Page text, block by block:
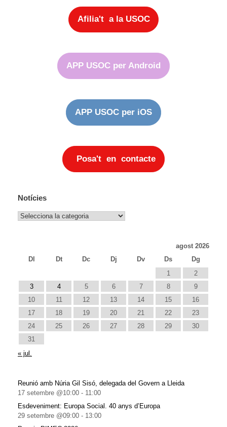
Afilia't a la USOC
APP USOC per Android
APP USOC per iOS
Posa't en contacte
Notícies
Notícies
agost 2026
Dl
Dt Dc Dj Dv Ds
Dg
1
2
3
4 5 6 7 8
9
10
11 12 13 14 15
16
17
18 19 20 21 22
23
24
25 26 27 28 29
30
31
« jul.
Reunió amb Núria Gil Sisó, delegada del Govern a Lleida
17 setembre @10:00 - 11:00
Esdeveniment: Europa Social. 40 anys d’Europa
29 setembre @09:00 - 13:00